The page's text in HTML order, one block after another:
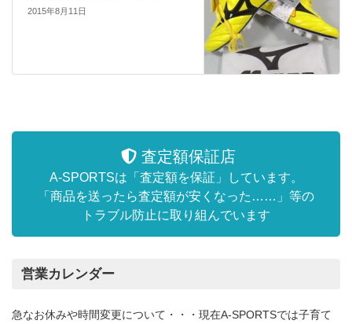
2015年8月11日
査定額保証店
A-SPORTSは「査定額を保証」しています。
「商品を送ったら査定額が安くなった……」等の
トラブル防止に取り組んでいます
営業カレンダー
急なお休みや時間変更について・・・現在A-SPORTSでは子育て